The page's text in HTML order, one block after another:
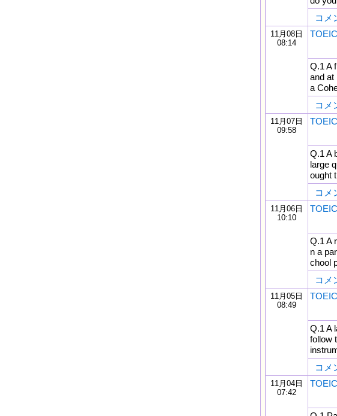
コメ
11月08日
08:14
Q.1 A
and at
a
コメ
11月07日
09:58
Q.1 A
large
ought
コメ
11月06日
10:10
Q.1 A
n a
chool
コメ
11月05日
08:49
Q.1 A
follow
コメ
11月04日
07:42